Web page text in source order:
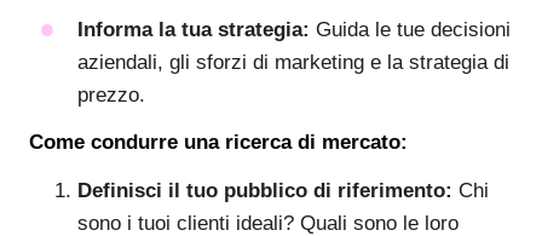
Informa la tua strategia: Guida le tue decisioni
aziendali, gli sforzi di marketing e la strategia di
prezzo.
Come condurre una ricerca di mercato:
Definisci il tuo pubblico di riferimento: Chi
sono i tuoi clienti ideali? Quali sono le loro